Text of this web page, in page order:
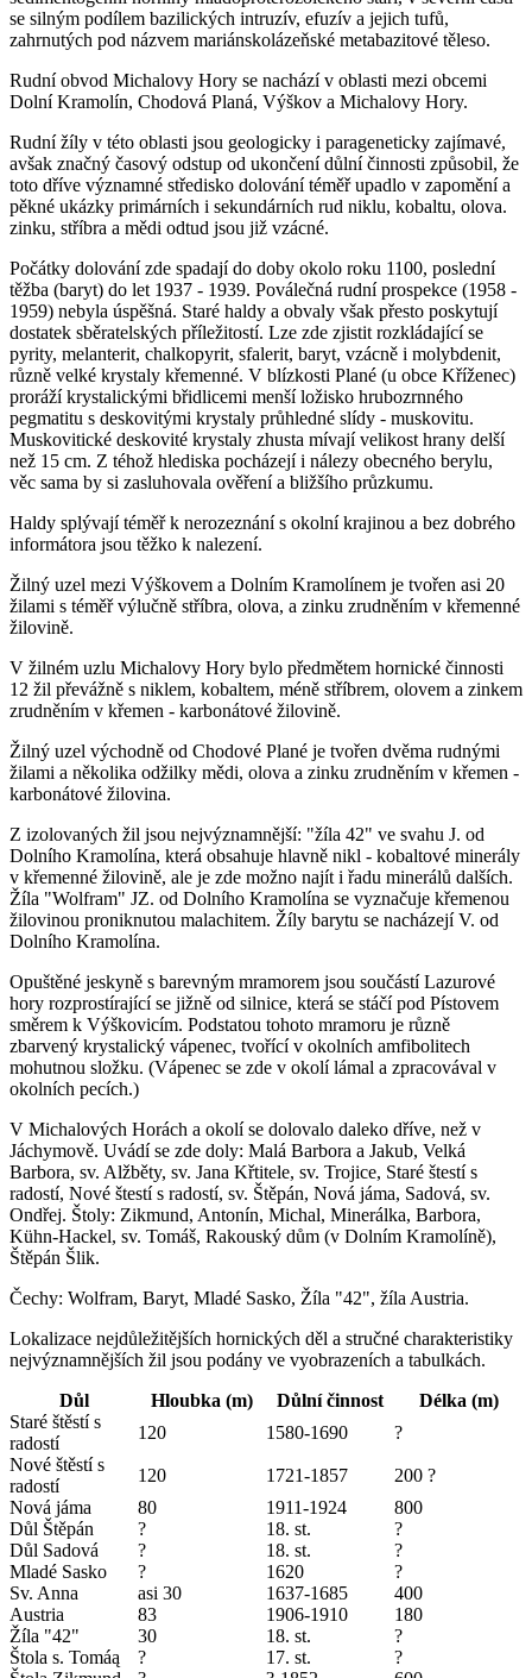
se silným podílem bazilických intruzív, efuzív a jejich tufů,
zahrnutých pod názvem mariánskolázeňské metabazitové těleso.
Rudní obvod Michalovy Hory se nachází v oblasti mezi obcemi
Dolní Kramolín, Chodová Planá, Výškov a Michalovy Hory.
Rudní žíly v této oblasti jsou geologicky i parageneticky zajímavé,
avšak značný časový odstup od ukončení důlní činnosti způsobil, že
toto dříve významné středisko dolování téměř upadlo v zapomění a
pěkné ukázky primárních i sekundárních rud niklu, kobaltu, olova.
zinku, stříbra a mědi odtud jsou již vzácné.
Počátky dolování zde spadají do doby okolo roku 1100, poslední
těžba (baryt) do let 1937 - 1939. Poválečná rudní prospekce (1958 -
1959) nebyla úspěšná. Staré haldy a obvaly však přesto poskytují
dostatek sběratelských příležitostí. Lze zde zjistit rozkládající se
pyrity, melanterit, chalkopyrit, sfalerit, baryt, vzácně i molybdenit,
různě velké krystaly křemenné. V blízkosti Plané (u obce Kříženec)
proráží krystalickými břidlicemi menší ložisko hrubozrnného
pegmatitu s deskovitými krystaly průhledné slídy - muskovitu.
Muskovitické deskovité krystaly zhusta mívají velikost hrany delší
než 15 cm. Z téhož hlediska pocházejí i nálezy obecného berylu,
věc sama by si zasluhovala ověření a bližšího průzkumu.
Haldy splývají téměř k nerozeznání s okolní krajinou a bez dobrého
informátora jsou těžko k nalezení.
Žilný uzel mezi Výškovem a Dolním Kramolínem je tvořen asi 20
žilami s téměř výlučně stříbra, olova, a zinku zrudněním v křemenné
žilovině.
V žilném uzlu Michalovy Hory bylo předmětem hornické činnosti
12 žil převážně s niklem, kobaltem, méně stříbrem, olovem a zinkem
zrudněním v křemen - karbonátové žilovině.
Žilný uzel východně od Chodové Plané je tvořen dvěma rudnými
žilami a několika odžilky mědi, olova a zinku zrudněním v křemen -
karbonátové žilovina.
Z izolovaných žil jsou nejvýznamnější: "žíla 42" ve svahu J. od
Dolního Kramolína, která obsahuje hlavně nikl - kobaltové minerály
v křemenné žilovině, ale je zde možno najít i řadu minerálů dalších.
Žíla "Wolfram" JZ. od Dolního Kramolína se vyznačuje křemenou
žilovinou proniknutou malachitem. Žíly barytu se nacházejí V. od
Dolního Kramolína.
Opuštěné jeskyně s barevným mramorem jsou součástí Lazurové
hory rozprostírající se jižně od silnice, která se stáčí pod Pístovem
směrem k Výškovicím. Podstatou tohoto mramoru je různě
zbarvený krystalický vápenec, tvořící v okolních amfibolitech
mohutnou složku. (Vápenec se zde v okolí lámal a zpracovával v
okolních pecích.)
V Michalových Horách a okolí se dolovalo daleko dříve, než v
Jáchymově. Uvádí se zde doly: Malá Barbora a Jakub, Velká
Barbora, sv. Alžběty, sv. Jana Křtitele, sv. Trojice, Staré štestí s
radostí, Nové štestí s radostí, sv. Štěpán, Nová jáma, Sadová, sv.
Ondřej. Štoly: Zikmund, Antonín, Michal, Minerálka, Barbora,
Kühn-Hackel, sv. Tomáš, Rakouský dům (v Dolním Kramolíně),
Štěpán Šlik.
Čechy: Wolfram, Baryt, Mladé Sasko, Žíla "42", žíla Austria.
Lokalizace nejdůležitějších hornických děl a stručné charakteristiky
nejvýznamnějších žil jsou podány ve vyobrazeních a tabulkách.
Důl
Hloubka (m) Důlní činnost
Délka (m)
Staré štěstí s
radostí
120 1580-1690
?
Nové štěstí s
radostí
120 1721-1857
200 ?
Nová jáma
80 1911-1924
800
Důl Štěpán
? 18. st.
?
Důl Sadová
? 18. st.
?
Mladé Sasko
? 1620
?
Sv. Anna
asi 30 1637-1685
400
Austria
83 1906-1910
180
Žíla "42"
30 18. st.
?
Štola s. Tomáą
? 17. st.
?